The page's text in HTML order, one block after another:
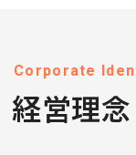
Corporate
経営理念